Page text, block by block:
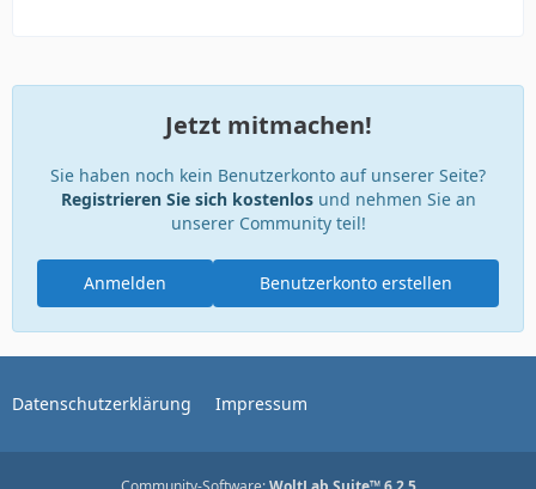
Jetzt mitmachen!
Sie haben noch kein Benutzerkonto auf unserer Seite?
Registrieren Sie sich kostenlosund nehmen Sie an
unserer Community teil!
Benutzerkonto erstellen
Anmelden
Datenschutzerklärung Impressum